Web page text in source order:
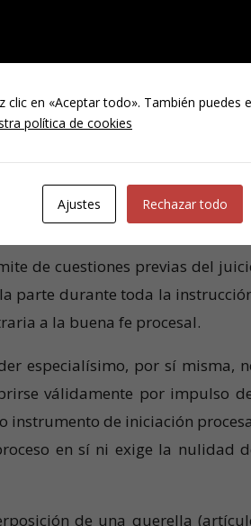
apariencia de validez (principio
como causa de nulidad.
en sentido estricto, incluye
y ámbito de la acción penal, se
del otorgamiento (como
de cuestiones previas del
parte durante toda la
a la buena fe procesal.
especialísimo, por sí misma,
válidamente por impulso
instrumento de iniciación
en sí ni exige la nulidad
de una querella
en «Aceptar todo». También puedes
política de cookies
Ajustes Rechazar todo